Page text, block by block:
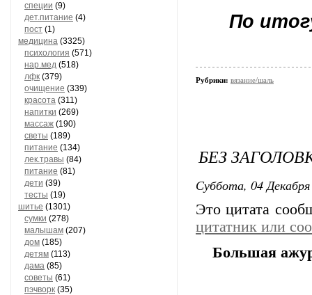
специи (9)
дет.питание (4)
пост (1)
медицина (3325)
психология (571)
нар.мед (518)
лфк (379)
очищение (339)
красота (311)
напитки (269)
массаж (190)
светы (189)
питание (134)
лек.травы (84)
питание (81)
дети (39)
тесты (19)
шитье (1301)
сумки (278)
малышам (207)
дом (185)
детям (113)
дама (85)
советы (61)
пэчворк (35)
По
Рубрики: вязание/шаль
БЕЗ
Суббота, 04
Это цитата
цитатник или
Большая